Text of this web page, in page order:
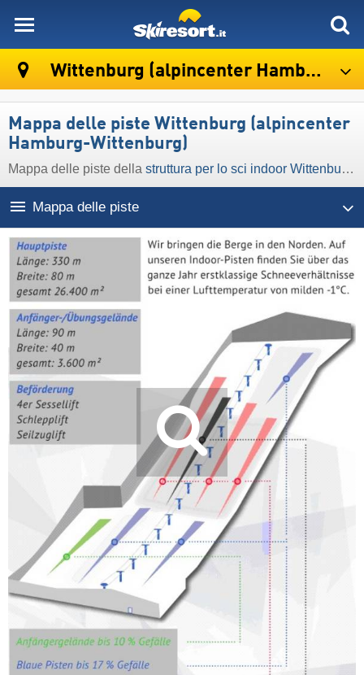
Wittenburg (alpincenter Hamburg-Wittenburg)
Mappa delle piste Wittenburg (alpincenter
Hamburg-Wittenburg)
Mappa delle piste della struttura per lo sci indoor Wittenburg (alpincenter Hamburg-Wittenburg)
Mappa delle piste